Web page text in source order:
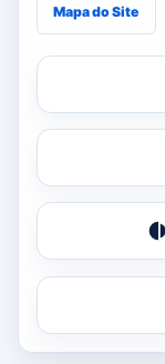
Mapa do Site